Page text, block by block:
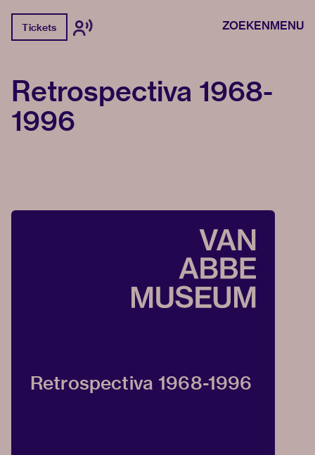
Tickets ZOEKENMENU
Retrospectiva 1968-
1996
Retrospectiva 1968-1996